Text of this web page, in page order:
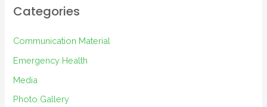
i
e
s
Categories
Communication Material
Emergency Health
Media
Photo Gallery